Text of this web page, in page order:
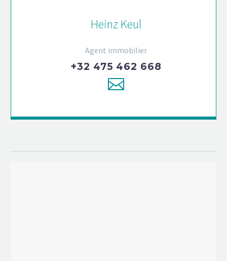
Heinz Keul
Agent immobilier
+32 475 462 668